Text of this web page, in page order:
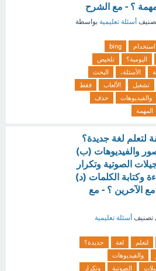
؟ - مع الشرح
أسئلة تعليمية بواسطة
استخدام
bing
اليومية؟
تلخيص
الأسئلة،
البحث
تشغيل الألعاب
فقط
والفيديوهات
حذف
المهمة
لتعلم لغة جديدة؟
والفيديوهات (ب)
الصوتية وتكرار
وكتابة الكلمات (د)
الآخرين ؟ - مع
تصنيف أسئلة تعليمية
لتعلم لغة
جديدة؟
والفيديوهات
الصوتية
وتكرار